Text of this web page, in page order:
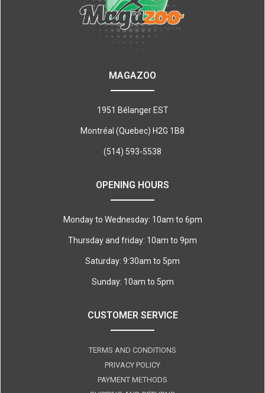
MAGAZOO
1951 Bélanger EST
Montréal (Quebec) H2G 1B8
(514) 593-5538
OPENING HOURS
Monday to Wednesday: 10am to 6pm
Thursday and friday: 10am to 9pm
Saturday: 9:30am to 5pm
Sunday: 10am to 5pm
CUSTOMER SERVICE
TERMS AND CONDITIONS
PRIVACY POLICY
PAYMENT METHODS